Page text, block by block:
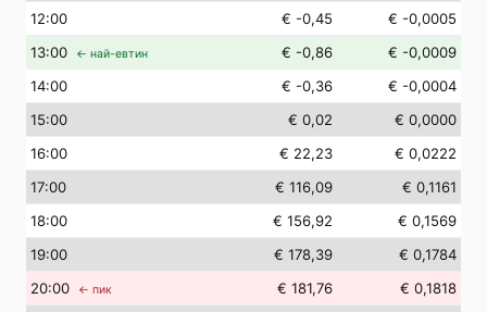
12:00 € -0,45
€ -0,0005
13:00 ← най-евтин € -0,86
€ -0,0009
14:00 € -0,36
€ -0,0004
15:00 € 0,02
€ 0,0000
16:00 € 22,23
€ 0,0222
17:00 € 116,09
€ 0,1161
18:00 € 156,92
€ 0,1569
19:00 € 178,39
€ 0,1784
20:00 ← пик € 181,76
€ 0,1818